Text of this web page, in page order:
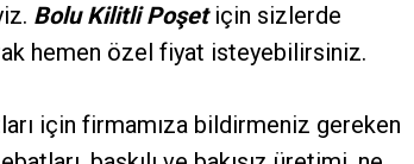
Bolu Kilitli Poşetiçin sizlerde
hemen özel fiyat isteyebilirsiniz.
için firmamıza bildirmeniz gereken